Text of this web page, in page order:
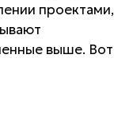
проектами,
выше. Вот